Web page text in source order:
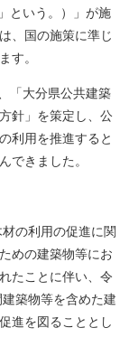
という。）」が施
、国の施策に準じ
す。
「大分県公共建築
針」を策定し、公
利用を推進すると
できました。
の利用の促進に関
めの建築物等にお
たことに伴い、令
築物等を含めた建
進を図ることとし